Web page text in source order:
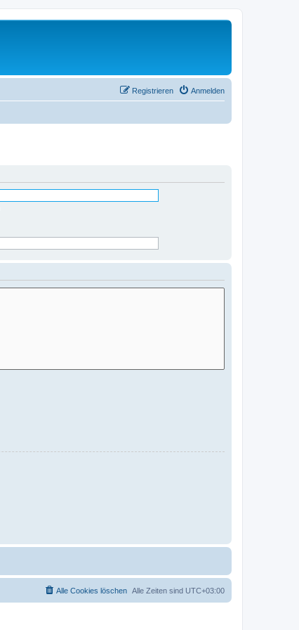
Anmelden
Registrieren
Alle Zeiten sind UTC+03:00
Alle Cookies löschen